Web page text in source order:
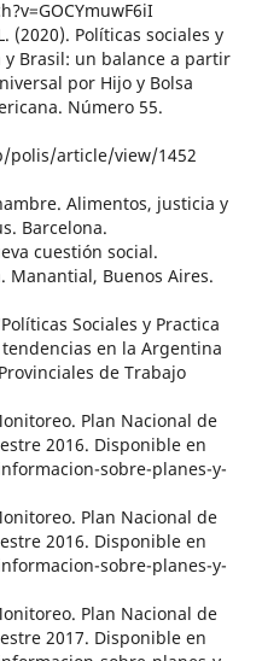
(2020). Políticas sociales y
Brasil: un balance a partir
por Hijo y Bolsa
Número 55.
polis/article/view/1452
Alimentos, justicia y
Barcelona.
cuestión social.
Manantial, Buenos Aires.
Sociales y Practica
en la Argentina
de Trabajo
Plan Nacional de
2016. Disponible en
sobre-planes-y-
Plan Nacional de
2016. Disponible en
sobre-planes-y-
Plan Nacional de
2017. Disponible en